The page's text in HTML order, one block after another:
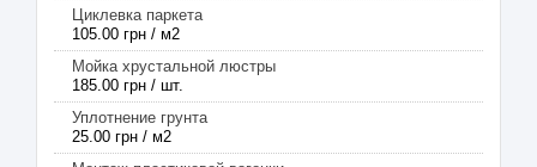
Циклевка паркета
105.00 грн / м2
Мойка хрустальной люстры
185.00 грн / шт.
Уплотнение грунта
25.00 грн / м2